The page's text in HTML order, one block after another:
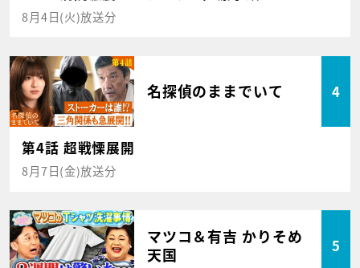
8月4日(火)放送分
名探偵のままでいて 4
第4話 超戦慄展開
8月7日(金)放送分
マツコ＆有吉 かりそめ
天国
5